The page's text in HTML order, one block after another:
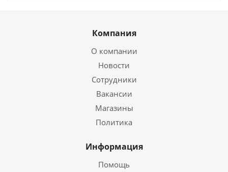
Компания
О компании
Новости
Сотрудники
Вакансии
Магазины
Политика
Информация
Помощь